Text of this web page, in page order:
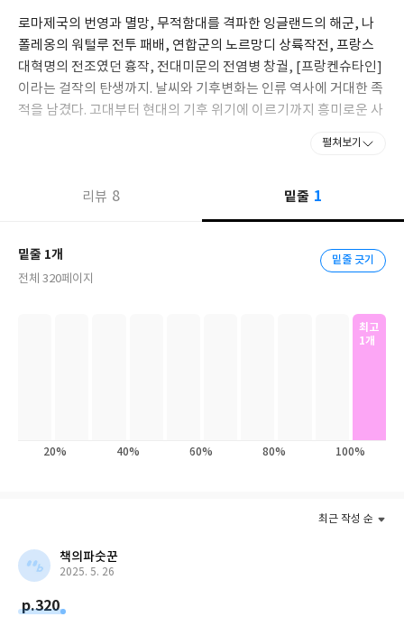
고 마침내 찬란한 의학의 황금기를 이루어냈다. 코로나바이러스라
는 새로운 유행병의 등장과 끝을 모르는 팬데믹 위기 속 우리가
《세상을 구하는 의학의 전설들》에 주목해야 하는 이유다.
로마제국의 번영과 멸망, 무적함대를 격파한 잉글랜드의 해군, 나
폴레옹의 워털루 전투 패배, 연합군의 노르망디 상륙작전, 프랑스
대혁명의 전조였던 흉작, 전대미문의 전염병 창궐, [프랑켄슈타인]
이라는 걸작의 탄생까지. 날씨와 기후변화는 인류 역사에 거대한 족
적을 남겼다. 고대부터 현대의 기후 위기에 이르기까지 흥미로운 사
펼쳐보기
리뷰 8 밑줄 1
밑줄 1개
전체 320페이지
밑줄 긋기
최고
1개
20% 40% 60% 80% 100%
최근 작성 순
책의파숫꾼
2025. 5. 26
p.320